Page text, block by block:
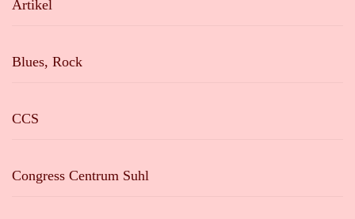
Artikel
Blues, Rock
CCS
Congress Centrum Suhl